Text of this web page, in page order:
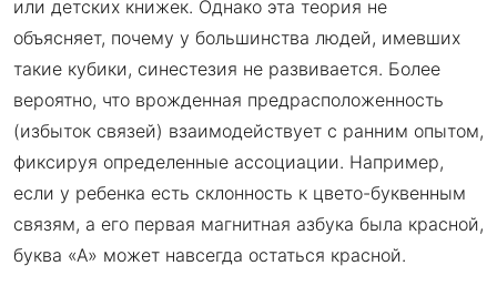
или детских книжек. Однако эта теория не
объясняет, почему у большинства людей, имевших
такие кубики, синестезия не развивается. Более
вероятно, что врожденная предрасположенность
(избыток связей) взаимодействует с ранним опытом,
фиксируя определенные ассоциации. Например,
если у ребенка есть склонность к цвето-буквенным
связям, а его первая магнитная азбука была красной,
буква «А» может навсегда остаться красной.